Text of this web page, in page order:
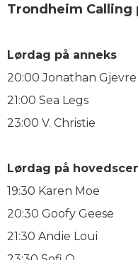
Trondheim Calling
Lørdag på anneks
20:00 Jonathan Gjevre
21:00 Sea Legs
23:00 V. Christie
Lørdag på
19:30 Karen Moe
20:30 Goofy Geese
21:30 Andie Loui